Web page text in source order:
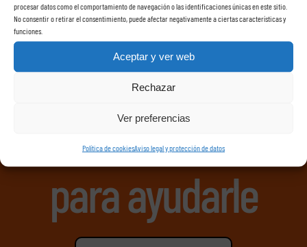
procesar datos como el comportamiento de navegación o las identificaciones únicas en este sitio.
No consentir o retirar el consentimiento, puede afectar negativamente a ciertas características y
funciones.
Aceptar y ver web
Rechazar
Ver preferencias
Política de cookiesAviso legal y protección de datos
Resuelva sus
dudas estamos
para ayudarle